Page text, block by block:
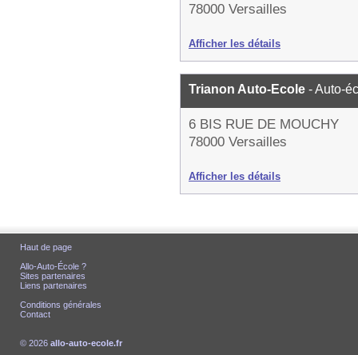
78000 Versailles
Afficher les détails
Trianon Auto-Ecole - Auto-
6 BIS RUE DE MOUCHY
78000 Versailles
Afficher les détails
Haut de page
Allo-Auto-École ?
Sites partenaires
Liens partenaires
Conditions générales
Contact
© 2026 allo-auto-ecole.fr